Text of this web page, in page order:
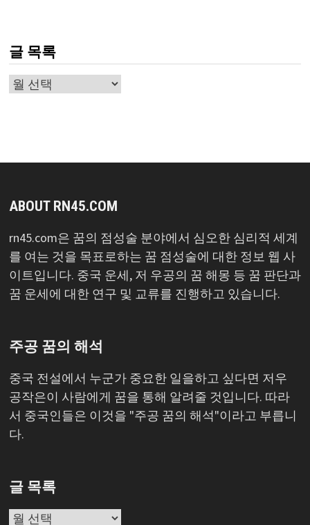
글 목록
글
ABOUT RN45.COM
rn45.com은 꿈의 점성술 분야에서 심오한 심리적 세계
를 여는 것을 목표로하는 꿈 점성술에 대한 정보 웹 사
이트입니다. 중국 운세, 저 우공의 꿈 해몽 등 꿈 판단과
꿈 운세에 대한 연구 및 교류를 진행하고 있습니다.
주공 꿈의 해석
중국 전설에서 누군가 중요한 일을하고 싶다면 저우
공작은이 사람에게 꿈을 통해 알려줄 것입니다. 따라
서 중국인들은 이것을 "주공 꿈의 해석"이라고 부릅니
다.
글 목록
글